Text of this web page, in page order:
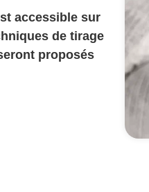
accessible sur
de tirage
proposés